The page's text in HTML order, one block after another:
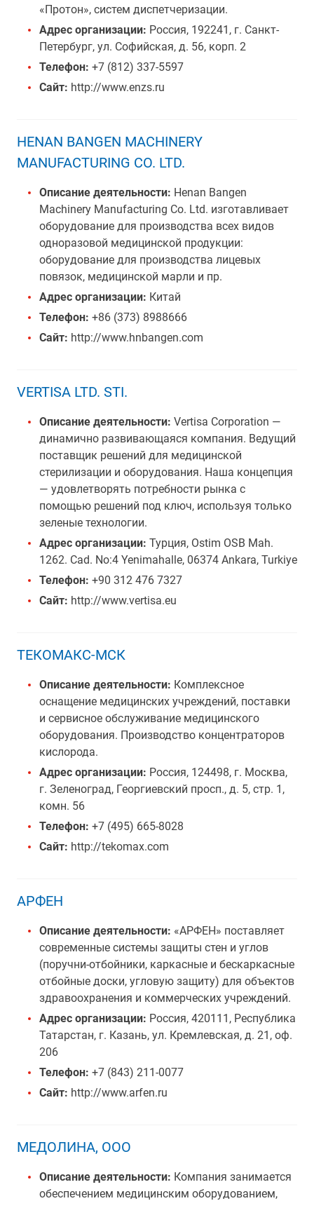
«Протон», систем диспетчеризации.
Адрес организации: Россия, 192241, г. Санкт-
Петербург, ул. Софийская, д. 56, корп. 2
Телефон: +7 (812) 337-5597
Сайт: http://www.enzs.ru
HENAN BANGEN MACHINERY
MANUFACTURING CO. LTD.
Описание деятельности: Henan Bangen
Machinery Manufacturing Co. Ltd. изготавливает
оборудование для производства всех видов
одноразовой медицинской продукции:
оборудование для производства лицевых
повязок, медицинской марли и пр.
Адрес организации: Китай
Телефон: +86 (373) 8988666
Сайт: http://www.hnbangen.com
VERTISA LTD. STI.
Описание деятельности: Vertisa Corporation —
динамично развивающаяся компания. Ведущий
поставщик решений для медицинской
стерилизации и оборудования. Наша концепция
— удовлетворять потребности рынка с
помощью решений под ключ, используя только
зеленые технологии.
Адрес организации: Турция, Ostim OSB Mah.
1262. Cad. No:4 Yenimahalle, 06374 Ankara, Turkiye
Телефон: +90 312 476 7327
Сайт: http://www.vertisa.eu
ТЕКОМАКС-МСК
Описание деятельности: Комплексное
оснащение медицинских учреждений, поставки
и сервисное обслуживание медицинского
оборудования. Производство концентраторов
кислорода.
Адрес организации: Россия, 124498, г. Москва,
г. Зеленоград, Георгиевский просп., д. 5, стр. 1,
комн. 56
Телефон: +7 (495) 665-8028
Сайт: http://tekomax.com
АРФЕН
Описание деятельности: «АРФЕН» поставляет
современные системы защиты стен и углов
(поручни-отбойники, каркасные и бескаркасные
отбойные доски, угловую защиту) для объектов
здравоохранения и коммерческих учреждений.
Адрес организации: Россия, 420111, Республика
Татарстан, г. Казань, ул. Кремлевская, д. 21, оф.
206
Телефон: +7 (843) 211-0077
Сайт: http://www.arfen.ru
МЕДОЛИНА, ООО
Описание деятельности: Компания занимается
обеспечением медицинским оборудованием,